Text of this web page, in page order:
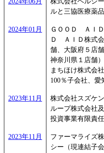
ルと三協医療薬
2024年01月
ＧＯＯＤ ＡＩＤ
Ｄ ＡＩＤ株式会
舗、大阪府５店
神奈川県１店舗）
まちほけ株式会
100％子会社、愛
2023年11月
株式会社スズケ
ループ株式会社
投資事業有限責
2023年11月
ファーマライズ
シー（現連結子